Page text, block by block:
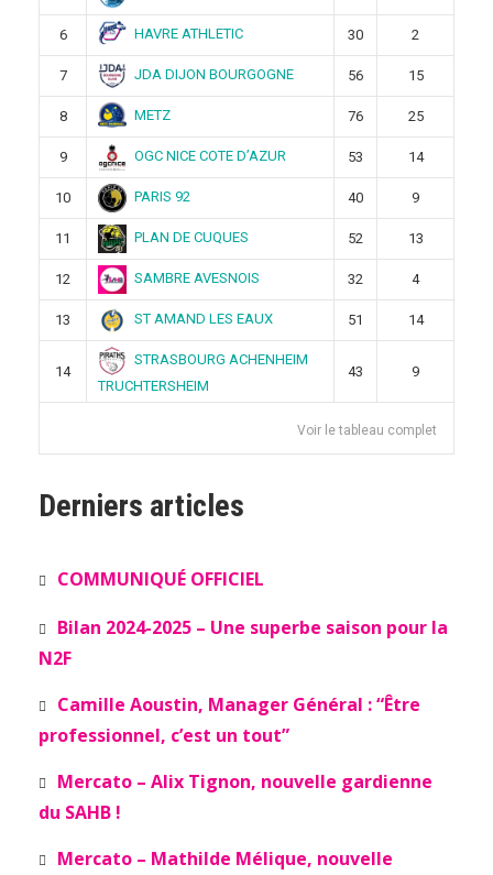
6 HAVRE ATHLETIC 30 2
7 JDA DIJON BOURGOGNE 56 15
8 METZ 76 25
9 OGC NICE COTE D’AZUR 53 14
10 PARIS 92 40 9
11 PLAN DE CUQUES 52 13
12 SAMBRE AVESNOIS 32 4
13 ST AMAND LES EAUX 51 14
14
STRASBOURG ACHENHEIM
TRUCHTERSHEIM
43 9
Voir le tableau complet
Derniers articles
COMMUNIQUÉ OFFICIEL
Bilan 2024-2025 – Une superbe saison pour la
N2F
Camille Aoustin, Manager Général : “Être
professionnel, c’est un tout”
Mercato – Alix Tignon, nouvelle gardienne
du SAHB !
Mercato – Mathilde Mélique, nouvelle